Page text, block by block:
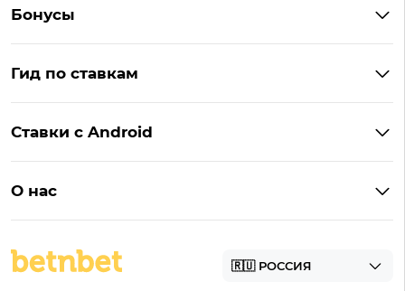
BetBoom
Пари
Леон
Zenit
Бонусы
Бонусы BetBoom
Бонусы Леон
Гид по ставкам
БК для ставок с мобильного
Ставки с Android
Фонбет на Андроид
О нас
Пользовательское соглашение